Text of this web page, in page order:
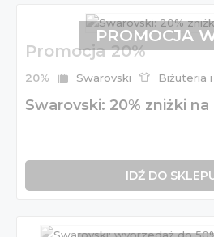
Promocja 20%
20% Swarovski Biżuteria
Swarovski: 20% zniżki
IDŹ DO
PROMOCJA